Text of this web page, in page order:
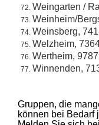
Weingarten /
Weinheim/
Weinsberg,
Welzheim,
Wertheim,
Winnenden,
Gruppen, die
können bei Bedarf